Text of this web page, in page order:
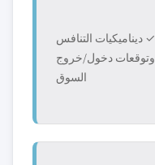
✓ ديناميكيات التنافس
وتوقعات دخول/خروج
السوق